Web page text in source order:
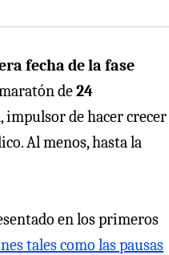
fecha de la fase
de24
impulsor de hacer crecer
Al menos, hasta la
en los primeros
tales como las pausas